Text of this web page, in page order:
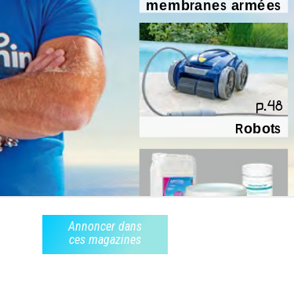
Annoncer dans
ces magazines